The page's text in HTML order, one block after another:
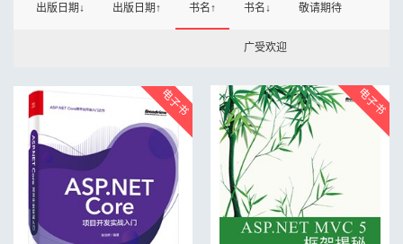
出版日期↓ 出版日期↑ 书名↑ 书名↓ 敬请期待
广受欢迎